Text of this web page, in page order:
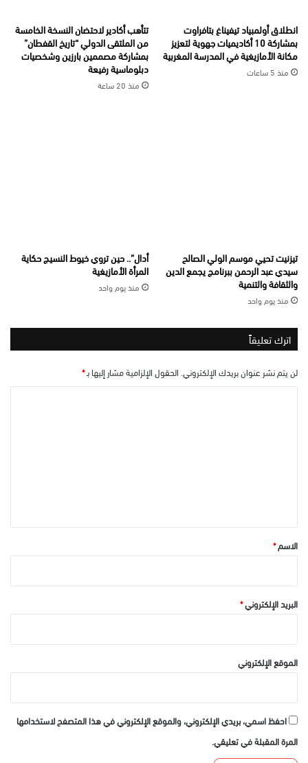
انطلاق أولمبياد تيفيناغ بتافراوت
بمشاركة 10 أكاديميات جهوية لتعزيز
مكانة الأمازيغية في المدرسة المغربية
منذ 5 ساعات
تتأهب أكادير لاحتضان النسخة الخامسة
من الملتقى الدولي “تاريخ القفطان”
بمشاركة مصممين بارزين وشخصيات
دبلوماسية رفيعة
منذ 20 ساعة
تيزنيت تحيي موسم الولي الصالح
سيدي عبد الرحمن ببرنامج يجمع الدين
والثقافة والتنمية
منذ يوم واحد
أدال”.. حين تروي خيوط النسيج حكاية
المرأة الأمازيغية
منذ يوم واحد
اترك تعليقاً
لن يتم نشر عنوان بريدك الإلكتروني. الحقول الإلزامية مشار إليها بـ*
*الاسم*
البريد الإلكتروني*
الموقع الإلكتروني
احفظ اسمي، بريدي الإلكتروني، والموقع الإلكتروني في هذا المتصفح لاستخدامها
المرة المقبلة في تعليقي.